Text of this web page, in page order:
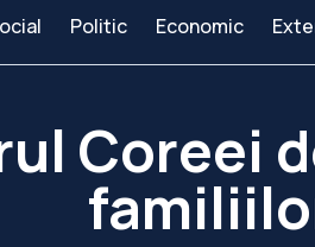
Politic Economic
Coreei